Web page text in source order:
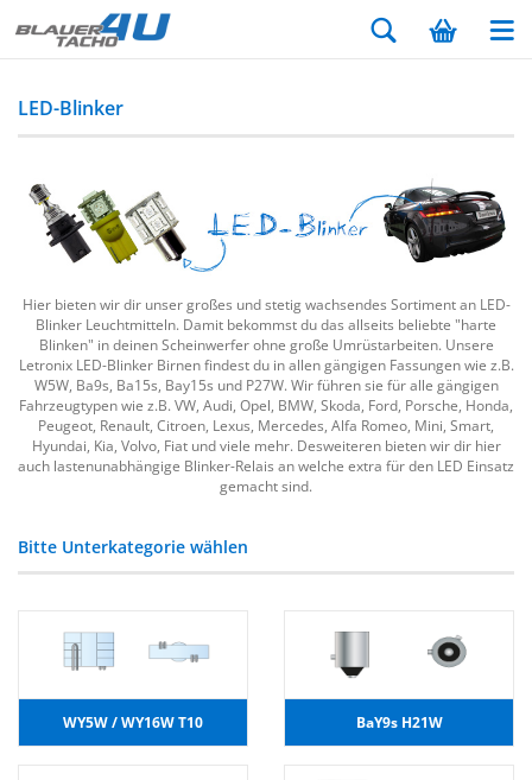
LED-Blinker
Hier bieten wir dir unser großes und stetig wachsendes Sortiment an LED-
Blinker Leuchtmitteln. Damit bekommst du das allseits beliebte "harte
Blinken" in deinen Scheinwerfer ohne große Umrüstarbeiten. Unsere
Letronix LED-Blinker Birnen findest du in allen gängigen Fassungen wie z.B.
W5W, Ba9s, Ba15s, Bay15s und P27W. Wir führen sie für alle gängigen
Fahrzeugtypen wie z.B. VW, Audi, Opel, BMW, Skoda, Ford, Porsche, Honda,
Peugeot, Renault, Citroen, Lexus, Mercedes, Alfa Romeo, Mini, Smart,
Hyundai, Kia, Volvo, Fiat und viele mehr. Desweiteren bieten wir dir hier
auch lastenunabhängige Blinker-Relais an welche extra für den LED Einsatz
gemacht sind.
Bitte Unterkategorie wählen
WY5W / WY16W T10 BaY9s H21W